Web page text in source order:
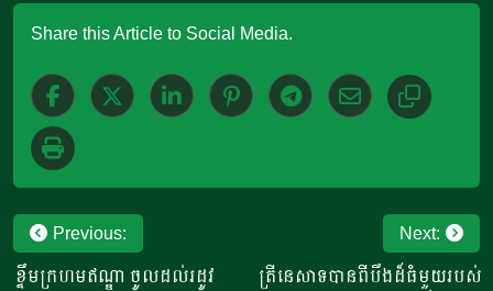
Share this Article to Social Media.
Post
navigation
Previous:
ខ្ទឹមក្រហម​ឥណ្ឌា ចូលដល់រដូវ
Next:
ត្រីនេសាទបានពីបឹងដ៏ធំមួយរបស់